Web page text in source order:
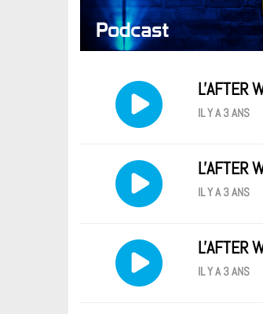
L'AFTER
IL Y A 3 ANS
L'AFTER
IL Y A 3 ANS
L'AFTER
IL Y A 3 ANS